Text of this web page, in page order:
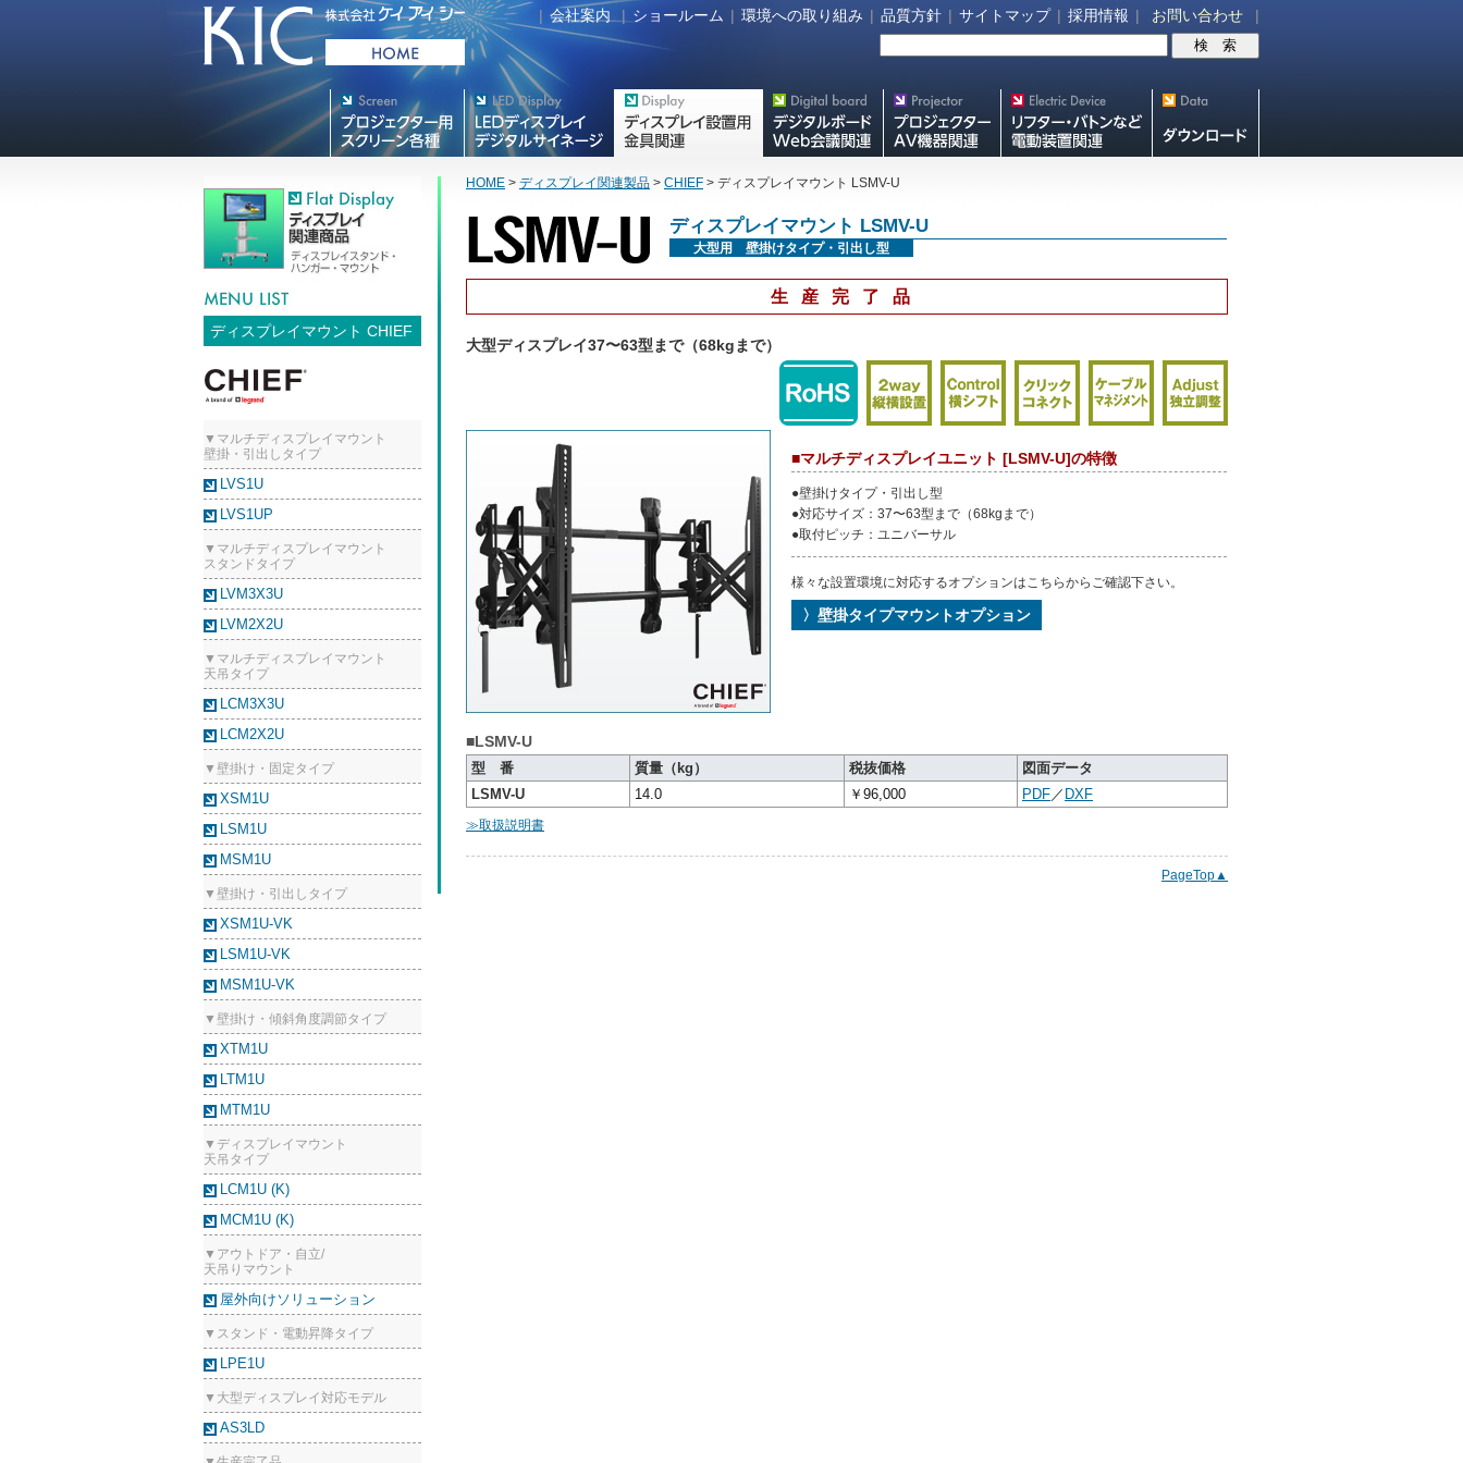
| 会社案内 | ショールーム | 環境への取り組み | 品質方針 | サイトマップ | 採用情報 | お問い合わせ |
器関連製品
ディスプレイマウント CHIEF
▼マルチディスプレイマウント
壁掛・引出しタイプ
LVS1U
LVS1UP
▼マルチディスプレイマウント
スタンドタイプ
LVM3X3U
LVM2X2U
▼マルチディスプレイマウント
天吊タイプ
LCM3X3U
LCM2X2U
▼壁掛け・固定タイプ
XSM1U
LSM1U
MSM1U
▼壁掛け・引出しタイプ
XSM1U-VK
LSM1U-VK
MSM1U-VK
▼壁掛け・傾斜角度調節タイプ
XTM1U
LTM1U
MTM1U
▼ディスプレイマウント
天吊タイプ
LCM1U (K)
MCM1U (K)
▼アウトドア・自立/
天吊りマウント
屋外向けソリューション
▼スタンド・電動昇降タイプ
LPE1U
▼大型ディスプレイ対応モデル
AS3LD
HOME > ディスプレイ関連製品 > CHIEF > ディスプレイマウント LSMV-U
ディスプレイマウント LSMV-U
大型用 壁掛けタイプ・引出し型
生産完了品
大型ディスプレイ37〜63型まで（68kgまで）
■マルチディスプレイユニット [LSMV-U]の特徴
●壁掛けタイプ・引出し型
●対応サイズ：37〜63型まで（68kgまで）
●取付ピッチ：ユニバーサル
様々な設置環境に対応するオプションはこちらからご確認下さい。
〉壁掛タイプマウントオプション
■LSMV-U
型 番 質量（kg） 税抜価格
図面データ
LSMV-U
14.0 ￥96,000 PDF／ DXF
≫取扱説明書
PageTop▲